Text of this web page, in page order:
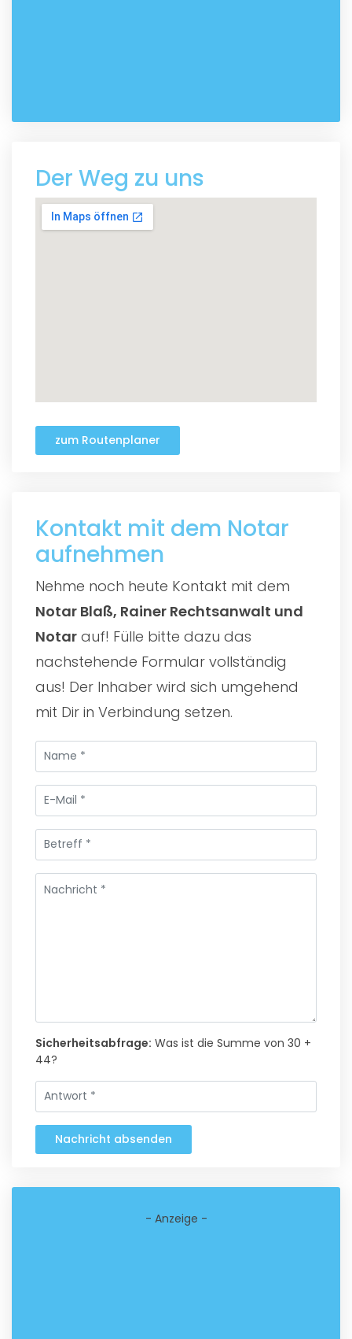
Der Weg zu uns
zum Routenplaner
Kontakt mit dem Notar
aufnehmen
Nehme noch heute Kontakt mit dem
Notar Blaß, Rainer Rechtsanwalt und
Notar auf! Fülle bitte dazu das
nachstehende Formular vollständig
aus! Der Inhaber wird sich umgehend
mit Dir in Verbindung setzen.
Sicherheitsabfrage: Was ist die Summe von 30 +
44?
Nachricht absenden
- Anzeige -